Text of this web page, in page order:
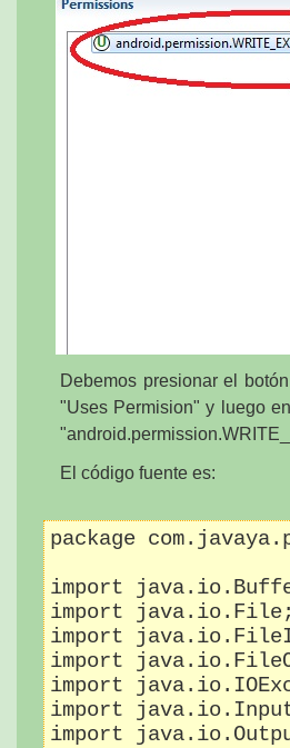
Debemos presionar el
"Uses Permision" y luego
El código fuente es:
package
import
import java.io.File;
import
import
import
import
import